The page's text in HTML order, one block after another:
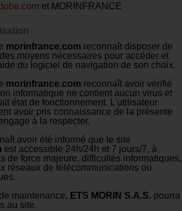
et MORINFRANCE
morinfrance.com reconnaît disposer de
moyens nécessaires pour accéder et
du logiciel de navigation de son choix.
morinfrance.com reconnaît avoir vérifié
informatique ne contient aucun virus et
état de fonctionnement. L'utilisateur
avoir pris connaissance de la présente
à la respecter.
avoir été informé que le site
est accessible 24h/24h et 7 jours/7, à
de force majeure, difficultés informatiques,
réseaux de télécommunications ou
maintenance, ETS MORIN S.A.S. pourra
au site.